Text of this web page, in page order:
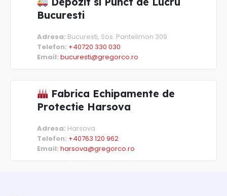
Bucuresti
Adresa: Bucuresti, Sos. Pantelimon 309
Telefon: +40720 330 030
Email: bucuresti@gregorco.ro
Fabrica Echipamente de
Protectie Harsova
Adresa: Harsova
Telefon: +40763 120 962
Email: harsova@gregorco.ro